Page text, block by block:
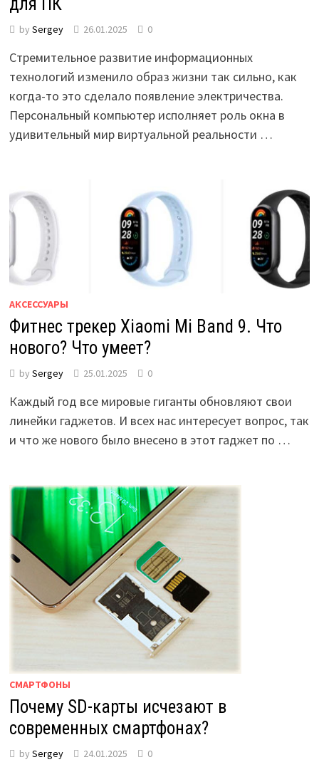
для ПК
by Sergey 26.01.2025 0
Стремительное развитие информационных
технологий изменило образ жизни так сильно, как
когда-то это сделало появление электричества.
Персональный компьютер исполняет роль окна в
удивительный мир виртуальной реальности …
АКСЕССУАРЫ
Фитнес трекер Xiaomi Mi Band 9. Что
нового? Что умеет?
by Sergey 25.01.2025 0
Каждый год все мировые гиганты обновляют свои
линейки гаджетов. И всех нас интересует вопрос, так
и что же нового было внесено в этот гаджет по …
СМАРТФОНЫ
Почему SD-карты исчезают в
современных смартфонах?
by Sergey 24.01.2025 0